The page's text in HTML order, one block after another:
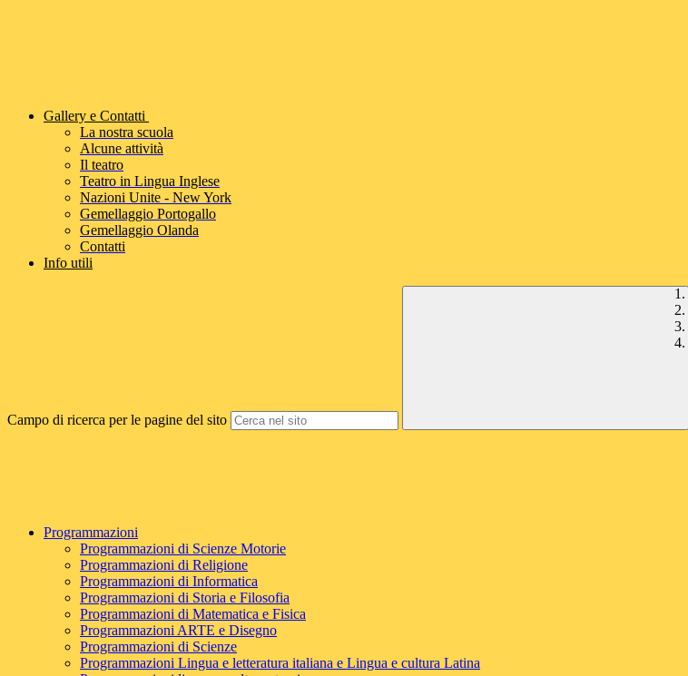
Gallery e Contatti
La nostra scuola
Alcune attività
Il teatro
Teatro in Lingua Inglese
Nazioni Unite - New York
Gemellaggio Portogallo
Gemellaggio Olanda
Contatti
Info utili
Campo di ricerca per le pagine del sito
Programmazioni
Programmazioni di Scienze Motorie
Programmazioni di Religione
Programmazioni di Informatica
Programmazioni di Storia e Filosofia
Programmazioni di Matematica e Fisica
Programmazioni ARTE e Disegno
Programmazioni di Scienze
Programmazioni Lingua e letteratura italiana e Lingua e cultura Latina